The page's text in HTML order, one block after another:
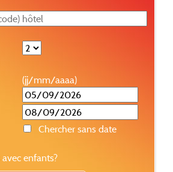
(jj/mm/aaaa)
Chercher sans date
enfants?